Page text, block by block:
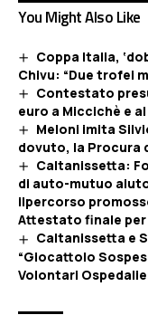
You Might Also Like
Coppa Italia,
Chivu: “Due trofei
Contestato
euro a Miccichè e
Meloni imita
dovuto, la Procura
Caltanissetta:
di auto-mutuo
ilpercorso
Attestato finale
Caltanissetta e
“Giocattolo
Volontari